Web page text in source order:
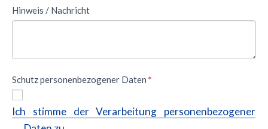
Hinweis / Nachricht
Schutz personenbezogener Daten *
Ich stimme der Verarbeitung personenbezogener